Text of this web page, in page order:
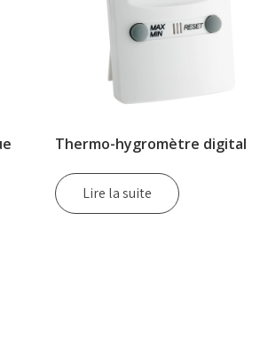
Thermo-hygromètre digital
Lire la suite